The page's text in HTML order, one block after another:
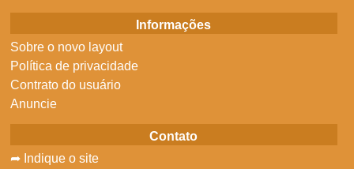
Informações
Sobre o novo layout
Política de privacidade
Contrato do usuário
Anuncie
Contato
➦ Indique o site